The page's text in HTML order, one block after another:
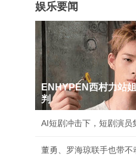
娱乐要闻
ENHYPEN西村力站
判
AI短剧冲击下，短剧演员
董勇、罗海琼联手也带不